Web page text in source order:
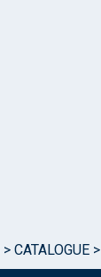
> CATALOGUE >